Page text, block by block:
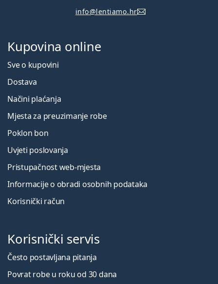
info@lentiamo.hr
Kupovina online
Sve o kupovini
Dostava
Načini plaćanja
Mjesta za preuzimanje robe
Poklon bon
Uvjeti poslovanja
Pristupačnost web-mjesta
Informacije o obradi osobnih podataka
Korisnički račun
Korisnički servis
Često postavljana pitanja
Povrat robe u roku od 30 dana